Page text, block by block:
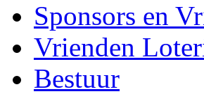
Sponsors en
Vrienden
Bestuur